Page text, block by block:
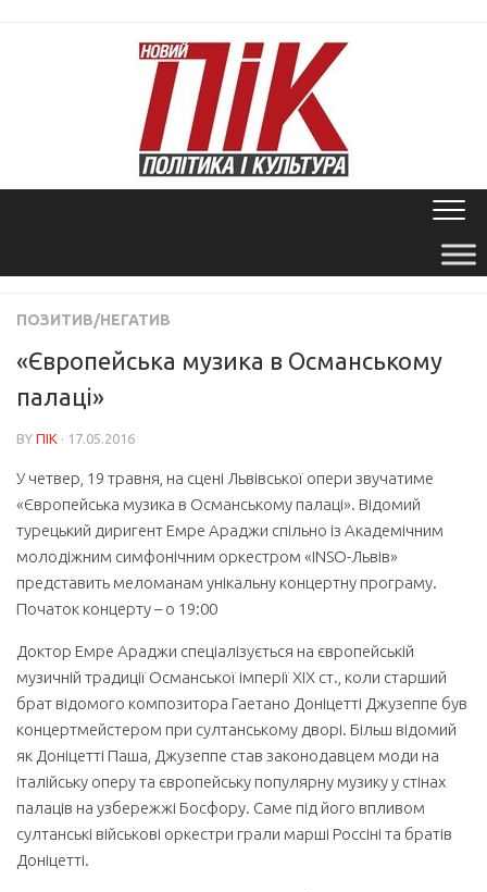
ПОЗИТИВ/НЕГАТИВ
«Європейська музика в Османському
палаці»
BY ПІК · 17.05.2016
У четвер, 19 травня, на сцені Львівської опери звучатиме
«Європейська музика в Османському палаці». Відомий
турецький диригент Емре Араджи спільно із Академічним
молодіжним симфонічним оркестром «INSO-Львів»
представить меломанам унікальну концертну програму.
Початок концерту – о 19:00
Доктор Емре Араджи спеціалізується на європейській
музичній традиції Османської імперіїXIX ст., коли старший
брат відомого композитора Гаетано Доніцетті Джузеппе був
концертмейстером при султанському дворі. Більш відомий
як Доніцетті Паша, Джузеппе став законодавцем моди на
італійську оперу та європейську популярну музику у стінах
палаців на узбережжі Босфору. Саме під його впливом
султанські військові оркестри грали марші Россіні та братів
Доніцетті.